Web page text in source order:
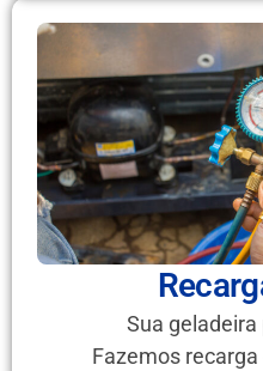
Sua geladeira
Fazemos